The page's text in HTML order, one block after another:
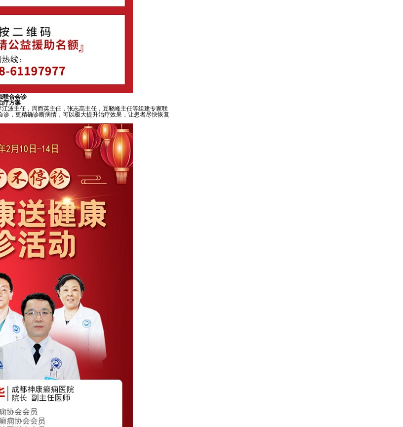
联合会诊
疗方案
波主任，周而英主任，张志高主任，豆晓峰主任等组建专家联
，更精确诊断病情，可以极大提升治疗效果，让患者尽快恢复